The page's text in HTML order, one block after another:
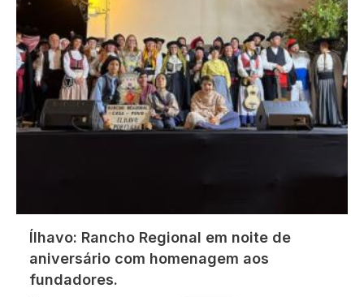
Ílhavo: Rancho Regional em noite de
aniversário com homenagem aos
fundadores.